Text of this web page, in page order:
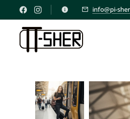
info@pi-